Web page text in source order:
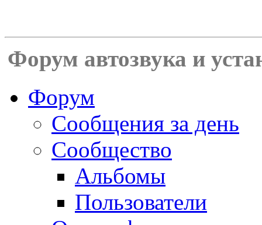
Форум автозвука и
Форум
Сообщения за день
Сообщество
Альбомы
Пользователи